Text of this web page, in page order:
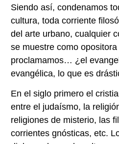
Siendo así, condenamos
cultura, toda corriente
del arte urbano, cualquier
se muestre como
proclamamos… ¿el
evangélica, lo que es
En el siglo primero el
entre el judaísmo, la
religiones de misterio, las
corrientes gnósticas, etc.